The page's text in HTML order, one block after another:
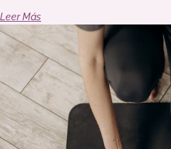
Leer Más